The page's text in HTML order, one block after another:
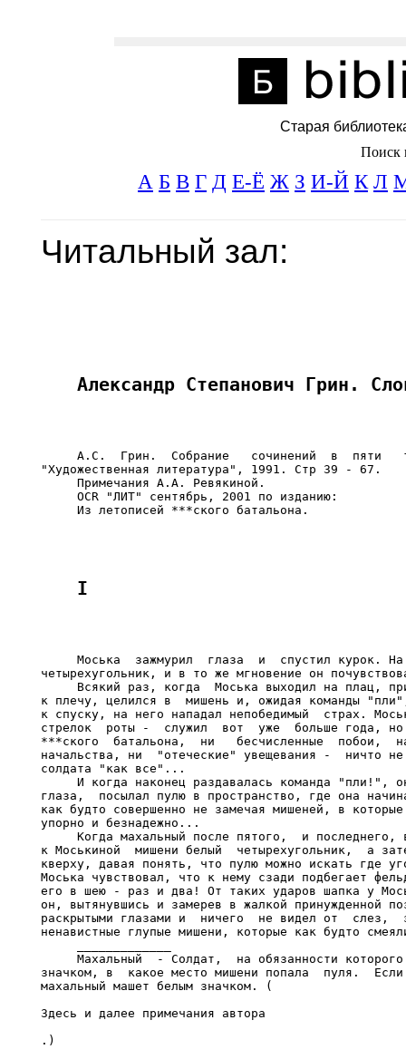
Старая
Поиск
А Б В Г Д Е-Ё Ж З И-Й К Л
Читальный зал:
А.С.  Грин.  Собрание   сочинений  в  пяти
"Художественная литература", 1991. Стр 39 - 67.
     Примечания А.А. Ревякиной.
     OCR "ЛИТ" сентябрь, 2001 по изданию:
Моська  зажмурил  глаза  и  спустил курок.
четырехугольник, и в то же мгновение он
Всякий раз, когда  Моська выходил на плац,
к плечу, целился в  мишень и, ожидая команды
к спуску, на него нападал непобедимый  страх.
стрелок  роты -  служил  вот  уже  больше года, но
***ского  батальона,  ни   бесчисленные  побои,
начальства, ни  "отеческие" увещевания -  ничто
солдата "как все"...
И когда наконец раздавалась команда "пли!",
глаза,  посылал пулю в пространство, где она
как будто совершенно не замечая мишеней, в
упорно и безнадежно...
Когда махальный после пятого,  и последнего,
к Моськиной  мишени белый  четырехугольник,  а
кверху, давая понять, что пулю можно искать где
Моська чувствовал, что к нему сзади подбегает
его в шею - раз и два! От таких ударов шапка у
он, вытянувшись и замерев в жалкой принужденной
раскрытыми глазами и  ничего  не видел от  слез,
ненавистные глупые мишени, которые как будто
Махальный  - Солдат,  на обязанности
значком, в  какое место мишени попала  пуля.
махальный машет белым значком. (
Здесь и далее примечания автора
.)